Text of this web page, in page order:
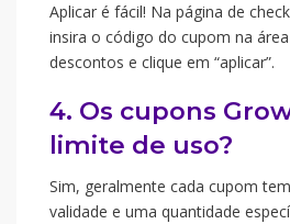
Aplicar é fácil! Na página de
insira o código do cupom na
descontos e clique em “aplicar”.
4. Os cupons
limite de uso?
Sim, geralmente cada cupom
validade e uma quantidade